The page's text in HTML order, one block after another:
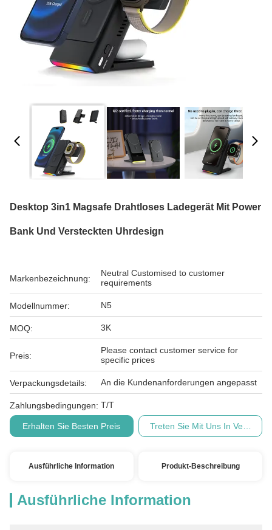
Desktop 3in1 Magsafe Drahtloses Ladegerät Mit Power
Bank Und Versteckten Uhrdesign
Markenbezeichnung:
Neutral Customised to customer
requirements
Modellnummer: N5
MOQ: 3K
Preis:
Please contact customer service for
specific prices
Verpackungsdetails: An die Kundenanforderungen angepasst
Zahlungsbedingungen: T/T
Erhalten Sie Besten Preis Treten Sie Mit Uns In
Ausführliche Information Produkt-Beschreibung
Ausführliche Information